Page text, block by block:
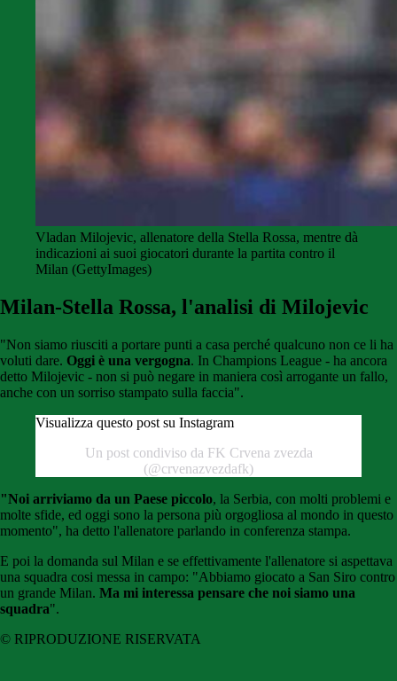
Vladan Milojevic, allenatore della Stella Rossa, mentre dà
indicazioni ai suoi giocatori durante la partita contro il
Milan (GettyImages)
Milan-Stella Rossa, l'analisi di Milojevic
"Non siamo riusciti a portare punti a casa perché qualcuno non ce li ha
voluti dare. Oggi è una vergogna. In Champions League - ha ancora
detto Milojevic - non si può negare in maniera così arrogante un fallo,
anche con un sorriso stampato sulla faccia".
Visualizza questo post su Instagram
Un post condiviso da FK Crvena zvezda
(@crvenazvezdafk)
"Noi arriviamo da un Paese piccolo, la Serbia, con molti problemi e
molte sfide, ed oggi sono la persona più orgogliosa al mondo in questo
momento", ha detto l'allenatore parlando in conferenza stampa.
E poi la domanda sul Milan e se effettivamente l'allenatore si aspettava
una squadra cosi messa in campo: "Abbiamo giocato a San Siro contro
un grande Milan. Ma mi interessa pensare che noi siamo una
squadra".
© RIPRODUZIONE RISERVATA